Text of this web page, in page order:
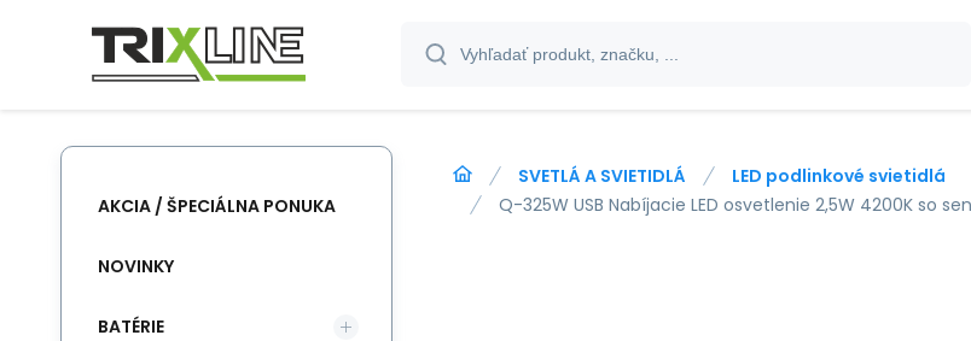
SVETLÁ A SVIETIDLÁ
LED podlinkové svietidlá
Q-325W USB Nabíjacie LED osvetlenie 2,5W 4200K so
AKCIA / ŠPECIÁLNA PONUKA
NOVINKY
BATÉRIE